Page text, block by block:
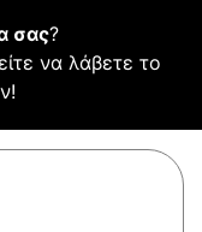
σας?
να λάβετε το